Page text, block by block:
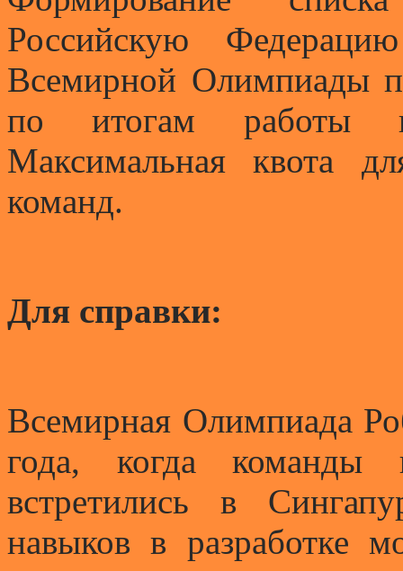
Российскую
Всемирной Олимпиады
по итогам работы
Максимальная квота
команд.
Для справки:
Всемирная Олимпиада
года, когда команды
встретились в
навыков в разработке